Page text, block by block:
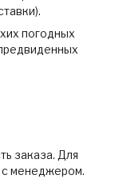
погодных
заказа. Для
с менеджером.